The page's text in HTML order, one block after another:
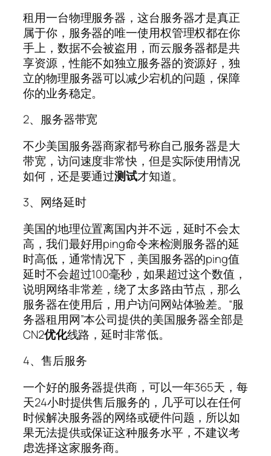
租用一台物理服务器，这台服务器才是真正
属于你，服务器的唯一使用权管理权都在你
手上，数据不会被盗用，而云服务器都是共
享资源，性能不如独立服务器的资源好，独
立的物理服务器可以减少宕机的问题，保障
你的业务稳定。
2、服务器带宽
不少美国服务器商家都号称自己服务器是大
带宽，访问速度非常快，但是实际使用情况
如何，还是要通过测试才知道。
3、网络延时
美国的地理位置离国内并不远，延时不会太
高，我们最好用ping命令来检测服务器的延
时高低，通常情况下，美国服务器的ping值
延时不会超过100毫秒，如果超过这个数值，
说明网络非常差，绕了太多路由节点，那么
服务器在使用后，用户访问网站体验差。“服
务器租用网”本公司提供的美国服务器全部是
CN2优化线路，延时非常低。
4、售后服务
一个好的服务器提供商，可以一年365天，每
天24小时提供售后服务的，几乎可以在任何
时候解决服务器的网络或硬件问题，所以如
果无法提供或保证这种服务水平，不建议考
虑选择这家服务商。